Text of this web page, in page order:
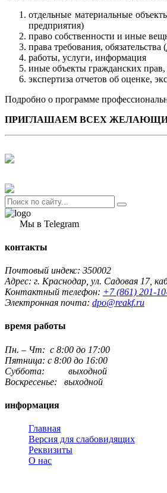
отдельные материальные
предприятия)
право собственности и иные
права требования, обязательства
работы, услуги, информация
иные объекты гражданских
экспертиза отчетов об оценке,
Подробно о программе
ПРИГЛАШАЕМ ВСЕХ
Мы в Telegram
контакты
Почтовый индекс: 350002
Адрес: г. Краснодар, ул. Садовая 17,
Контактный телефон: +7 (861) 201-
Электронная почта: dpo@reakf.ru
время работы
Пн. – Чт: с 8:00 до 17:00
Пятница: с 8:00 до 16:00
Суббота: выходной
Воскресенье: выходной
информация
Главная
Версия для слабовидящих
Реквизиты
О нас